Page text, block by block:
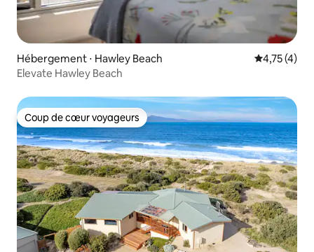
Hébergement ⋅ Hawley Beach Évaluation
4,75 (4)
Elevate Hawley Beach
Coup de cœur voyageurs
Coup de cœur voyageurs